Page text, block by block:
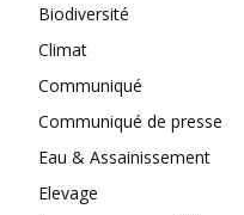
Biodiversité
Climat
Communiqué
Communiqué de presse
Eau & Assainissement
Elevage